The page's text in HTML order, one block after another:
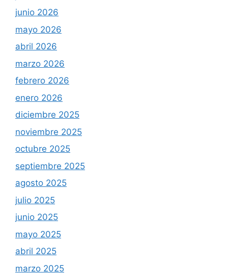
junio 2026
mayo 2026
abril 2026
marzo 2026
febrero 2026
enero 2026
diciembre 2025
noviembre 2025
octubre 2025
septiembre 2025
agosto 2025
julio 2025
junio 2025
mayo 2025
abril 2025
marzo 2025